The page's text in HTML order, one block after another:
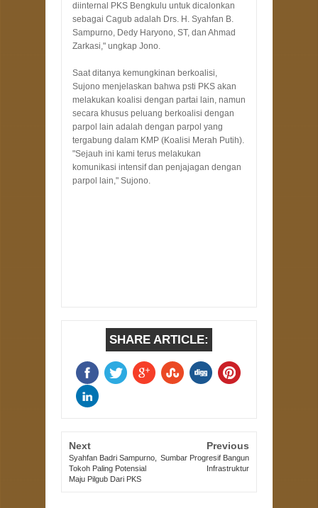
diinternal PKS Bengkulu untuk dicalonkan
sebagai Cagub adalah Drs. H. Syahfan B.
Sampurno, Dedy Haryono, ST, dan Ahmad
Zarkasi," ungkap Jono.
Saat ditanya kemungkinan berkoalisi,
Sujono menjelaskan bahwa psti PKS akan
melakukan koalisi dengan partai lain, namun
secara khusus peluang berkoalisi dengan
parpol lain adalah dengan parpol yang
tergabung dalam KMP (Koalisi Merah Putih).
"Sejauh ini kami terus melakukan
komunikasi intensif dan penjajagan dengan
parpol lain," Sujono.
SHARE ARTICLE:
Next
Syahfan Badri Sampurno,
Tokoh Paling Potensial
Maju Pilgub Dari PKS
Previous
Sumbar Progresif Bangun
Infrastruktur